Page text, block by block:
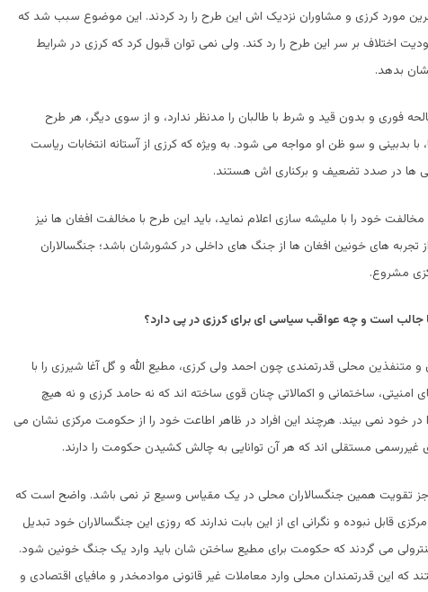
مورد کرزی و مشاوران نزدیک اش این طرح را رد کردند. این موضوع سبب شد که
اختلاف بر سر این طرح را رد کند. ولی نمی توان قبول کرد که کرزی در شرایط
بدهد.
فوری و بدون قید و شرط با طالبان را مدنظر ندارد، و از سوی دیگر، هر طرح
ها، با بدبینی و سو ظن او مواجه می شود. به ویژه که کرزی از آستانه انتخابات ریاست
ها در صدد تضعیف و برکناری اش هستند.
خود را با ملیشه سازی اعلام نماید، باید این طرح با مخالفت افغان ها نیز
تجربه های خونین افغان ها از جنگ های داخلی در کشورشان باشد؛ جنگسالاران
مشروع.
جالب است و چه عواقب سیاسی ای برای کرزی در پی دارد؟
و متنفذین محلی قدرتمندی چون احمد ولی کرزی، مطیع الله و گل آغا شیرزی را با
امنیتی، ساختمانی و اکمالاتی چنان قوی ساخته اند که نه حامد کرزی و نه هیچ
در خود نمی بیند. هرچند این افراد در ظاهر اطاعت خود را از حکومت مرکزی نشان می
غیررسمی مستقلی اند که هر آن توانایی به چالش کشیدن حکومت را دارند.
تقویت همین جنگسالاران محلی در یک مقیاس وسیع تر نمی باشد. واضح است که
قابل نبوده و نگرانی ای از این بابت ندارند که روزی این جنگسالاران خود تبدیل
می گردند که حکومت برای مطیع ساختن شان باید وارد یک جنگ خونین شود.
که این قدرتمندان محلی وارد معاملات غیر قانونی موادمخدر و مافیای اقتصادی و